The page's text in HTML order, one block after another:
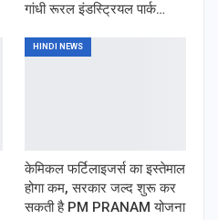
गांधी रूरल इंडस्ट्रियल पार्क…
HINDI NEWS
केमिकल फर्टिलाइजर्स का इस्तेमाल
होगा कम, सरकार जल्द शुरू कर
सकती है PM PRANAM योजना